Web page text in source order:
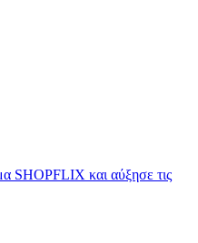
SHOPFLIX και αύξησε τις